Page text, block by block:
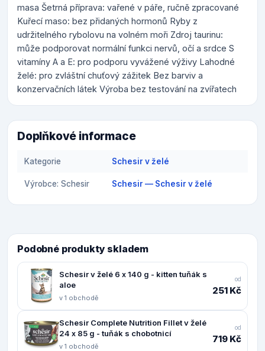
masa Šetrná příprava: vařené v páře, ručně zpracované
Kuřecí maso: bez přidaných hormonů Ryby z
udržitelného rybolovu na volném moři Zdroj taurinu:
může podporovat normální funkci nervů, očí a srdce S
vitamíny A a E: pro podporu vyvážené výživy Lahodné
želé: pro zvláštní chuťový zážitek Bez barviv a
konzervačních látek Výroba bez testování na zvířatech
Doplňkové informace
Kategorie Schesir v želé
Výrobce: Schesir Schesir — Schesir v želé
Podobné produkty skladem
Schesir v želé 6 x 140 g - kitten tuňák s
aloe
v 1 obchodě
od
251 Kč
Schesir Complete Nutrition Fillet v želé
24 x 85 g - tuňák s chobotnicí
v 1 obchodě
od
719 Kč